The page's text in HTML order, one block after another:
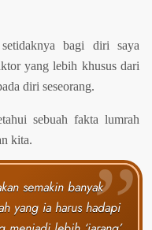
bagi diri saya
yang lebih khusus dari
diri seseorang.
sebuah fakta lumrah
kita.
semakin banyak
yang ia harus hadapi